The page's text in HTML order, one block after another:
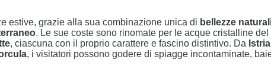
estive, grazie alla sua combinazione unica di bellezze
. Le sue coste sono rinomate per le acque cristalline del
, ciascuna con il proprio carattere e fascino distintivo. Da Istria
, i visitatori possono godere di spiagge incontaminate,